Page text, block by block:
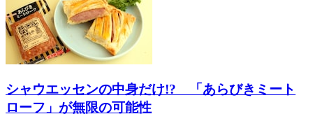
シャウエッセンの中身だけ!? 「あらびきミート
ローフ」が無限の可能性